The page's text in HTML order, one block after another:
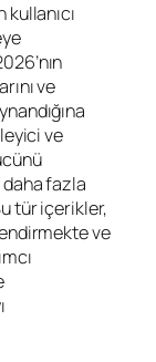
ve
ve
fazla
tür içerikler,
ve